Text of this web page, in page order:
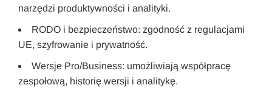
narzędzi produktywności i analityki.
RODO i bezpieczeństwo: zgodność z regulacjami
UE, szyfrowanie i prywatność.
Wersje Pro/Business: umożliwiają współpracę
zespołową, historię wersji i analitykę.